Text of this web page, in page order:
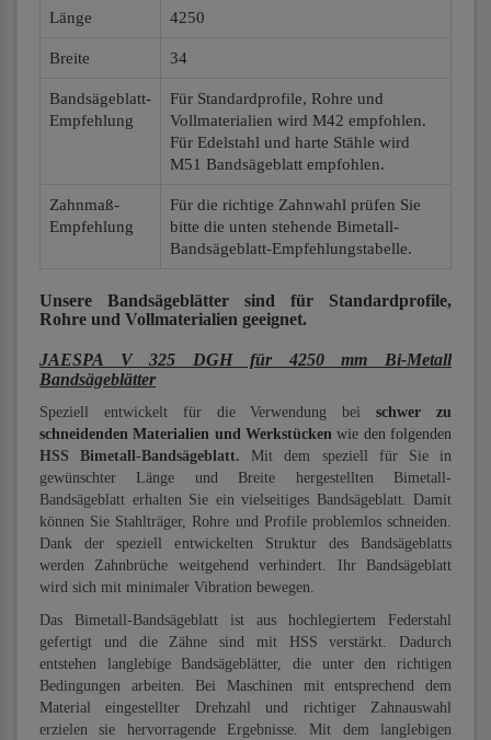
Länge 4250
Breite 34
Bandsägeblatt-
Empfehlung
Für Standardprofile, Rohre und
Vollmaterialien wird M42 empfohlen.
Für Edelstahl und harte Stähle wird
M51 Bandsägeblatt empfohlen.
Zahnmaß-
Empfehlung
Für die richtige Zahnwahl prüfen Sie
bitte die unten stehende Bimetall-
Bandsägeblatt-Empfehlungstabelle.
Unsere Bandsägeblätter sind für Standardprofile,
Rohre und Vollmaterialien geeignet.
JAESPA V 325 DGH für 4250 mm Bi-Metall
Bandsägeblätter
Speziell entwickelt für die Verwendung beischwer zu
schneidenden Materialien und Werkstücken wie den folgenden
HSS Bimetall-Bandsägeblatt. Mit dem speziell für Sie in
gewünschter Länge und Breite hergestellten Bimetall-
Bandsägeblatt erhalten Sie ein vielseitiges Bandsägeblatt. Damit
können Sie Stahlträger, Rohre und Profile problemlos schneiden.
Dank der speziell entwickelten Struktur des Bandsägeblatts
werden Zahnbrüche weitgehend verhindert. Ihr Bandsägeblatt
wird sich mit minimaler Vibration bewegen.
Das Bimetall-Bandsägeblatt ist aus hochlegiertem Federstahl
gefertigt und die Zähne sind mit HSS verstärkt. Dadurch
entstehen langlebige Bandsägeblätter, die unter den richtigen
Bedingungen arbeiten. Bei Maschinen mit entsprechend dem
Material eingestellter Drehzahl und richtiger Zahnauswahl
erzielen sie hervorragende Ergebnisse. Mit dem langlebigen